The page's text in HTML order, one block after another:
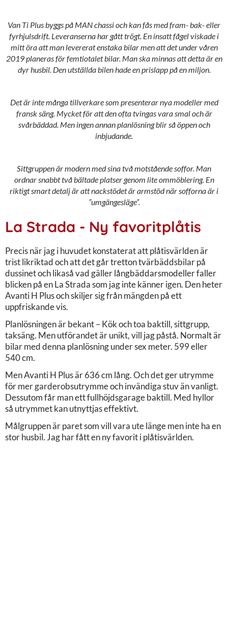
Van Ti Plus byggs på MAN chassi och kan fås med fram- bak- eller
fyrhjulsdrift. Leveranserna har gått trögt. En insatt fågel viskade i
mitt öra att man levererat enstaka bilar men att det under våren
2019 planeras för femtiotalet bilar. Man ska minnas att detta är en
dyr husbil. Den utställda bilen hade en prislapp på en miljon.
Det är inte många tillverkare som presenterar nya modeller med
fransk säng. Mycket för att den ofta tvingas vara smal och är
svårbäddad. Men ingen annan planlösning blir så öppen och
inbjudande.
Sittgruppen är modern med sina två motstående soffor. Man
ordnar snabbt två bältade platser genom lite ommöblering. En
riktigt smart detalj är att nackstödet är armstöd när sofforna är i
”umgängesläge”.
La Strada - Ny favoritplåtis
Precis när jag i huvudet konstaterat att plåtisvärlden är
trist likriktad och att det går tretton tvärbäddsbilar på
dussinet och likaså vad gäller långbäddarsmodeller faller
blicken på en La Strada som jag inte känner igen. Den heter
Avanti H Plus och skiljer sig från mängden på ett
uppfriskande vis.
Planlösningen är bekant – Kök och toa baktill, sittgrupp,
taksäng. Men utförandet är unikt, vill jag påstå. Normalt är
bilar med denna planlösning under sex meter. 599 eller
540 cm.
Men Avanti H Plus är 636 cm lång. Och det ger utrymme
för mer garderobsutrymme och invändiga stuv än vanligt.
Dessutom får man ett fullhöjdsgarage baktill. Med hyllor
så utrymmet kan utnyttjas effektivt.
Målgruppen är paret som vill vara ute länge men inte ha en
stor husbil. Jag har fått en ny favorit i plåtisvärlden.